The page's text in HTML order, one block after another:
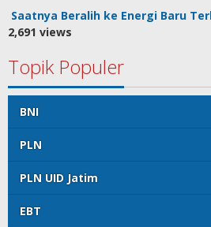
Saatnya Beralih ke Energi Baru
2,691 views
Topik Populer
BNI
PLN
PLN UID Jatim
EBT